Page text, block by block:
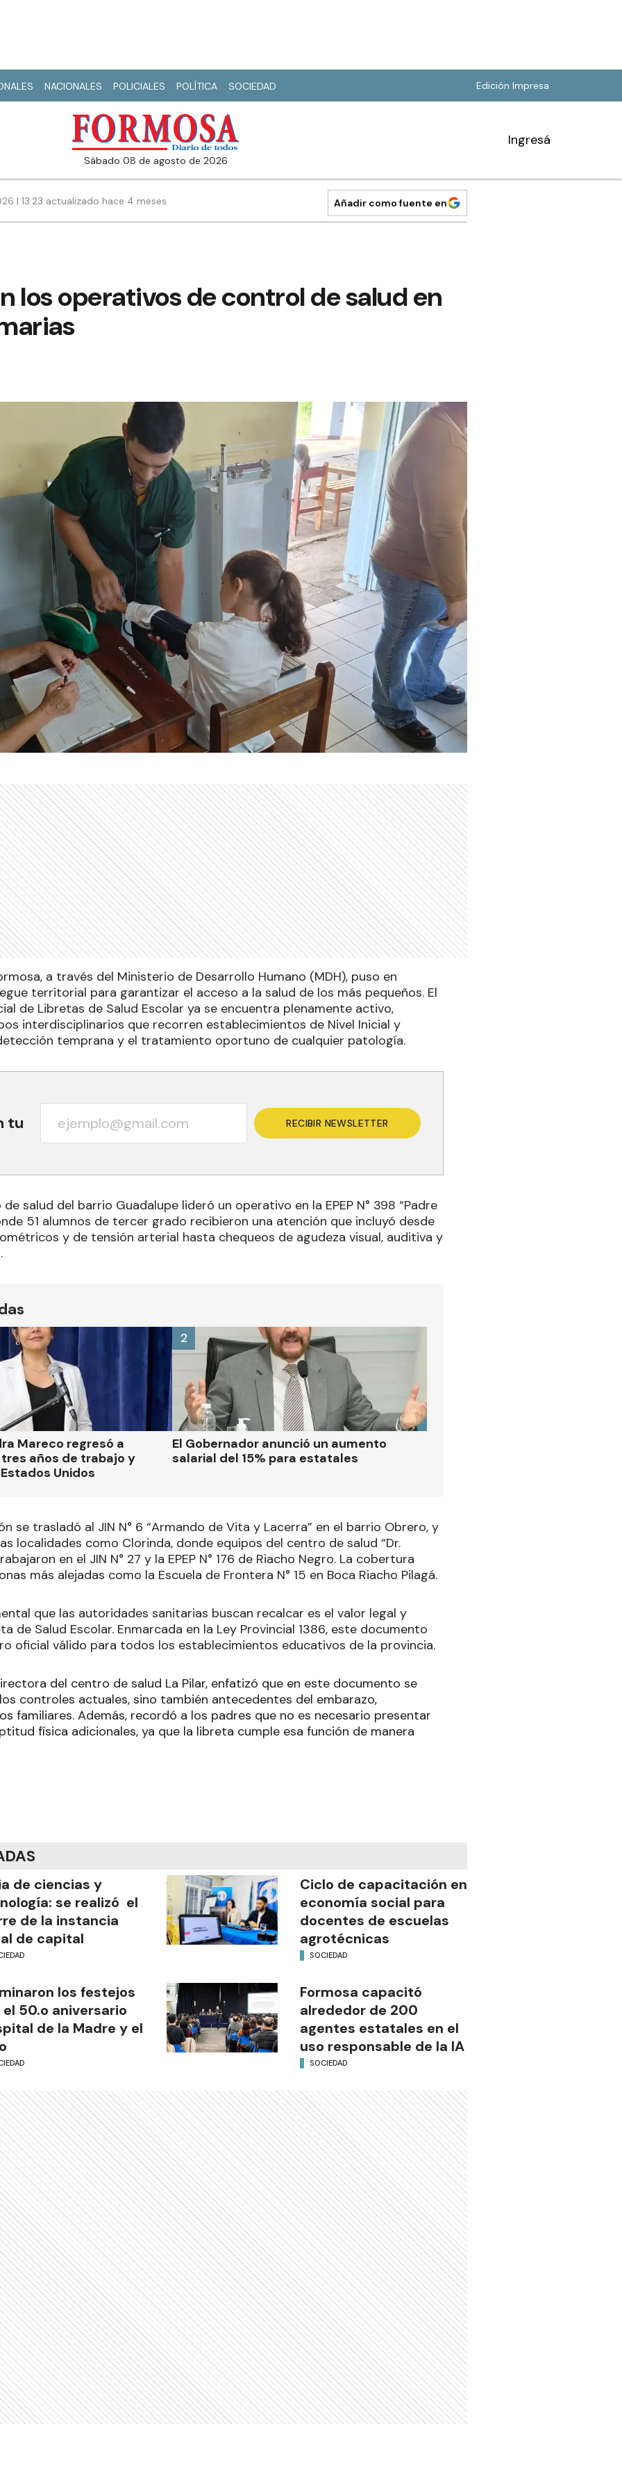
NACIONALES POLICIALES POLÍTICA SOCIEDAD Edición Impresa
sábado 08 de agosto de 2026
Ingresá
| 13:23 actualizado hace 4 meses Añadir como fuente en
los operativos de control de salud en
a través del Ministerio de Desarrollo Humano (MDH), puso en
territorial para garantizar el acceso a la salud de los más pequeños. El
de Libretas de Salud Escolar ya se encuentra plenamente activo,
interdisciplinarios que recorren establecimientos de Nivel Inicial y
temprana y el tratamiento oportuno de cualquier patología.
tu RECIBIR NEWSLETTER
salud del barrio Guadalupe lideró un operativo en la EPEP N° 398 “Padre
51 alumnos de tercer grado recibieron una atención que incluyó desde
y de tensión arterial hasta chequeos de agudeza visual, auditiva y
Mareco regresó a
años de trabajo y
Unidos
El Gobernador anunció un aumento
salarial del 15% para estatales
2
se trasladó al JIN N° 6 “Armando de Vita y Lacerra” en el barrio Obrero, y
localidades como Clorinda, donde equipos del centro de salud “Dr.
en el JIN N° 27 y la EPEP N° 176 de Riacho Negro. La cobertura
más alejadas como la Escuela de Frontera N° 15 en Boca Riacho Pilagá.
que las autoridades sanitarias buscan recalcar es el valor legal y
de Salud Escolar. Enmarcada en la Ley Provincial 1386, este documento
oficial válido para todos los establecimientos educativos de la provincia.
del centro de salud La Pilar, enfatizó que en este documento se
controles actuales, sino también antecedentes del embarazo,
familiares. Además, recordó a los padres que no es necesario presentar
física adicionales, ya que la libreta cumple esa función de manera
de ciencias y
se realizó el
de la instancia
de capital
Ciclo de capacitación en
economía social para
docentes de escuelas
agrotécnicas
SOCIEDAD
los festejos
50.o aniversario
de la Madre y el
Formosa capacitó
alrededor de 200
agentes estatales en el
uso responsable de la IA
SOCIEDAD